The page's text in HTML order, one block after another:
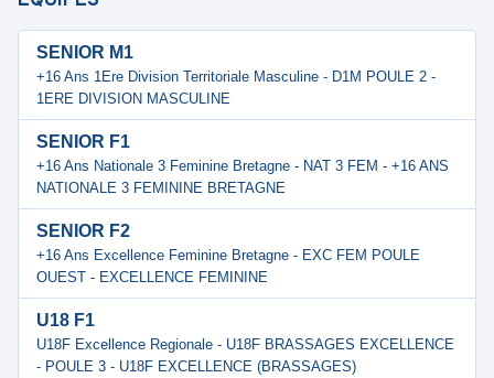
SENIOR M1
+16 Ans 1Ere Division Territoriale Masculine - D1M POULE 2 -
1ERE DIVISION MASCULINE
SENIOR F1
+16 Ans Nationale 3 Feminine Bretagne - NAT 3 FEM - +16 ANS
NATIONALE 3 FEMININE BRETAGNE
SENIOR F2
+16 Ans Excellence Feminine Bretagne - EXC FEM POULE
OUEST - EXCELLENCE FEMININE
U18 F1
U18F Excellence Regionale - U18F BRASSAGES EXCELLENCE
- POULE 3 - U18F EXCELLENCE (BRASSAGES)